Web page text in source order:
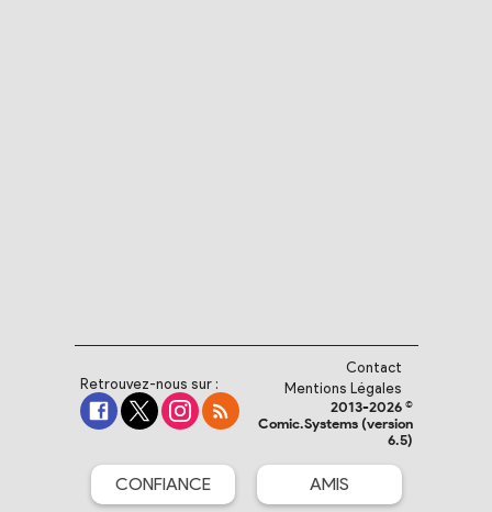
Retrouvez-nous sur :
Contact
Mentions Légales
2013-2026 ©
Comic.Systems (version
6.5)
CONFIANCE AMIS